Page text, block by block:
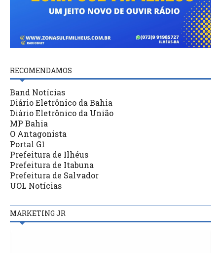
RECOMENDAMOS
Band Notícias
Diário Eletrônico da Bahia
Diário Eletrônico da União
MP Bahia
O Antagonista
Portal G1
Prefeitura de Ilhéus
Prefeitura de Itabuna
Prefeitura de Salvador
UOL Notícias
MARKETING JR